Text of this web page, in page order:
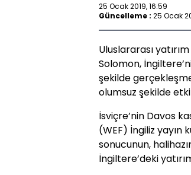
25 Ocak 2019, 16:59
Güncelleme : 25 Ocak
Uluslararası
Solomon,
şekilde
olumsuz şekilde
İsviçre’nin Davos
(WEF) İngiliz yayın
sonucunun,
İngiltere’deki